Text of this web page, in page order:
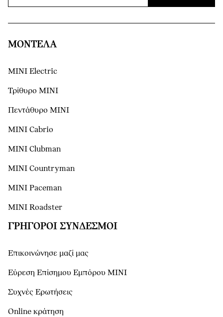
ΜΟΝΤΕΛΑ
MINI Electric
Τρίθυρο MINI
Πεντάθυρο MINI
MINI Cabrio
MINI Clubman
MINI Countryman
MINI Paceman
MINI Roadster
ΓΡΉΓΟΡΟΙ ΣΎΝΔΕΣΜΟΙ
Επικοινώνησε μαζί μας
Εύρεση Επίσημου Εμπόρου ΜΙΝΙ
Συχνές Ερωτήσεις
Online κράτηση